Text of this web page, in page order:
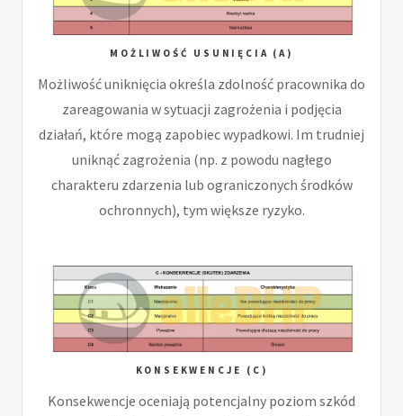
MOŻLIWOŚĆ USUNIĘCIA (A)
Możliwość uniknięcia określa zdolność pracownika do
zareagowania w sytuacji zagrożenia i podjęcia
działań, które mogą zapobiec wypadkowi. Im trudniej
uniknąć zagrożenia (np. z powodu nagłego
charakteru zdarzenia lub ograniczonych środków
ochronnych), tym większe ryzyko.
KONSEKWENCJE (C)
Konsekwencje oceniają potencjalny poziom szkód